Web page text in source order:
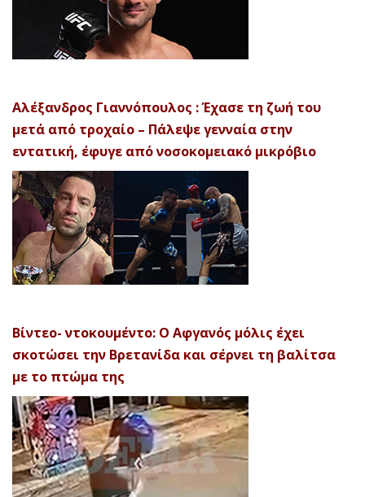
Αλέξανδρος Γιαννόπουλος : Έχασε τη ζωή του
μετά από τροχαίο – Πάλεψε γενναία στην
εντατική, έφυγε από νοσοκομειακό μικρόβιο
Βίντεο- ντοκουμέντο: Ο Αφγανός μόλις έχει
σκοτώσει την Βρετανίδα και σέρνει τη βαλίτσα
με το πτώμα της